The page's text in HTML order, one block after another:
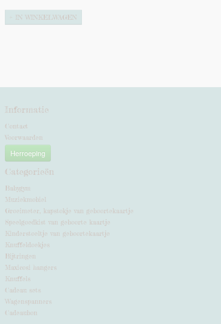
IN WINKELWAGEN
Informatie
Contact
Voorwaarden
Herroeping
Categorieën
Babygym
Muziekmobiel
Groeimeter, kapstokje van geboortekaartje
Speelgoedkist van geboorte kaartje
Kinderstoeltje van geboortekaartje
Knuffeldoekjes
Bijtringen
Maxicosi hangers
Knuffels
Cadeau sets
Wagenspanners
Cadeaubon